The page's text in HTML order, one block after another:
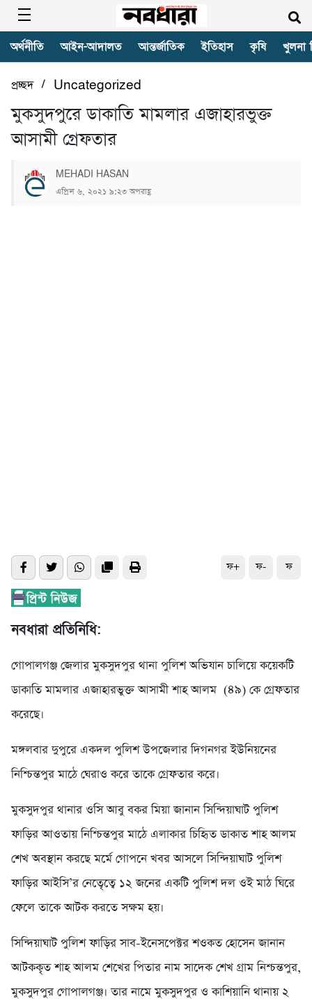
অর্থনীতি আইন-আদালত আন্তর্জাতিক ইতিহাস কৃষি খুলনা
প্রচ্ছদ/ Uncategorized
মুকসুদপুরে ডাকাতি মামলার এজাহারভুক্ত
আসামী গ্রেফতার
MEHADI HASAN
এপ্রিল ৬, ২০২১ ৯:২৩ অপরাহ্ণ
ফ+ ফ- ফ
নবধারা প্রতিনিধি:
গোপালগঞ্জ জেলার মুকসুদপুর থানা পুলিশ অভিযান চালিয়ে কয়েকটি
ডাকাতি মামলার এজাহারভুক্ত আসামী শাহ আলম (৪৯) কে গ্রেফতার
করেছে।
মঙ্গলবার দুপুরে একদল পুলিশ উপজেলার দিগনগর ইউনিয়নের
নিশ্চিন্তপুর মাঠে ঘেরাও করে তাকে গ্রেফতার করে।
মুকসুদপুর থানার ওসি আবু বকর মিয়া জানান সিন্দিয়াঘাট পুলিশ
ফাড়ির আওতায় নিশ্চিন্তপুর মাঠে এলাকার চিহিৃত ডাকাত শাহ আলম
শেখ অবস্থান করছে মর্মে গোপনে খবর আসলে সিন্দিয়াঘাট পুলিশ
ফাড়ির আইসি’র নেতেৃত্বে ১২ জনের একটি পুলিশ দল ওই মাঠ ঘিরে
ফেলে তাকে আটক করতে সক্ষম হয়।
সিন্দিয়াঘাট পুলিশ ফাড়ির সাব-ইনেসপেক্টর শওকত হোসেন জানান
আটককৃত শাহ আলম শেখের পিতার নাম সাদেক শেখ গ্রাম নিশ্চন্তপুর,
মুকসুদপুর গোপালগঞ্জ। তার নামে মুকসুদপুর ও কাশিয়ানি থানায় ২